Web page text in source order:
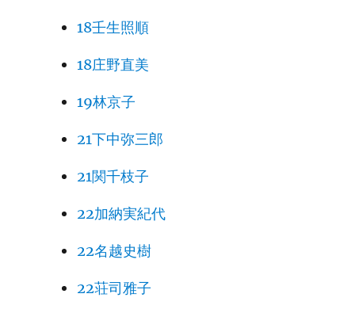
18壬生照順
18庄野直美
19林京子
21下中弥三郎
21関千枝子
22加納実紀代
22名越史樹
22荘司雅子